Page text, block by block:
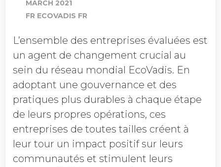
MARCH 2021
FR ECOVADIS FR
L’ensemble des entreprises évaluées est
un agent de changement crucial au
sein du réseau mondial EcoVadis. En
adoptant une gouvernance et des
pratiques plus durables à chaque étape
de leurs propres opérations, ces
entreprises de toutes tailles créent à
leur tour un impact positif sur leurs
communautés et stimulent leurs